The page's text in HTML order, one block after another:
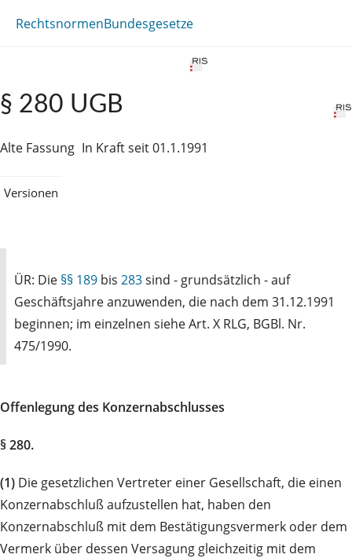
RechtsnormenBundesgesetze
§ 280 UGB
Alte Fassung In Kraft seit 01.1.1991
Versionen
ÜR: Die §§ 189 bis 283sind - grundsätzlich - auf
Geschäftsjahre anzuwenden, die nach dem 31.12.1991
beginnen; im einzelnen siehe Art. X RLG, BGBl. Nr.
475/1990.
Offenlegung des Konzernabschlusses
§ 280.
(1) Die gesetzlichen Vertreter einer Gesellschaft, die einen
Konzernabschluß aufzustellen hat, haben den
Konzernabschluß mit dem Bestätigungsvermerk oder dem
Vermerk über dessen Versagung gleichzeitig mit dem